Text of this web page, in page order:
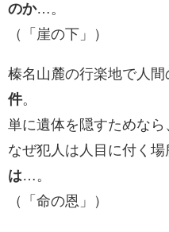
のか…。
（「崖の下」）
榛名山麓の行楽地で人
件。
単に遺体を隠すためなら
なぜ犯人は人目に付く
は
（「命の恩」）